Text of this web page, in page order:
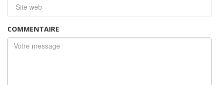
COMMENTAIRE